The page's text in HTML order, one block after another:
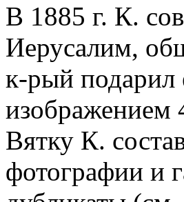
В 1885 г. К.
Иерусалим,
к-рый подарил
изображением
Вятку К.
фотографии и